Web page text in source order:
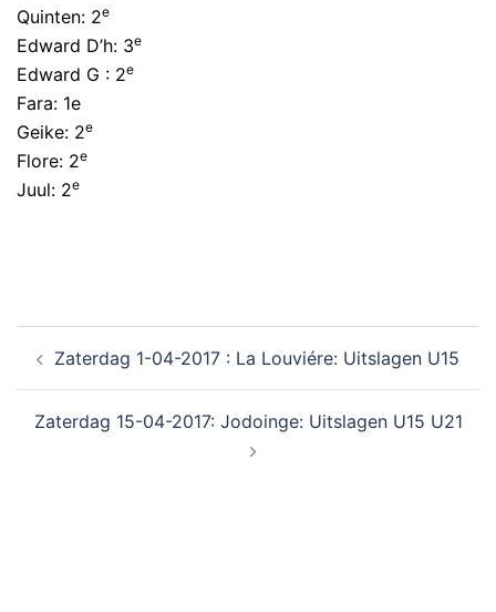
Quinten: 2e
Edward D’h: 3e
Edward G : 2e
Fara: 1e
Geike: 2e
Flore: 2e
Juul: 2e
Zaterdag 1-04-2017 : La Louviére: Uitslagen U15
Zaterdag 15-04-2017: Jodoinge: Uitslagen U15 U21